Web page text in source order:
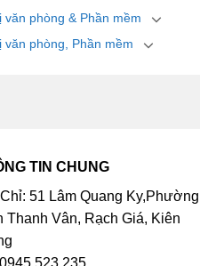
văn phòng & Phần mềm
văn phòng, Phần mềm
TIN CHUNG
51 Lâm Quang Ky,Phường
Thanh Vân, Rạch Giá, Kiên